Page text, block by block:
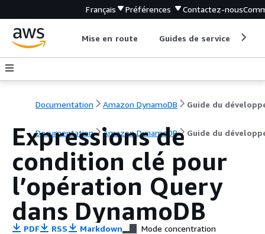
Français Préférences Contactez-nous
Mise en route Guides de service
Documentation Amazon DynamoDB Guide du
Documentation Amazon DynamoDB Guide du
Expressions de
condition clé pour
l’opération Query
dans DynamoDB
PDF RSS Markdown Mode concentration